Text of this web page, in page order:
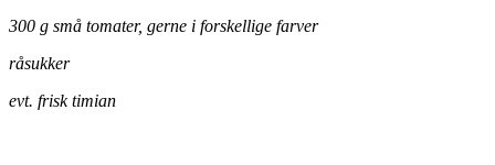
300 g små tomater, gerne i forskellige farver
råsukker
evt. frisk timian